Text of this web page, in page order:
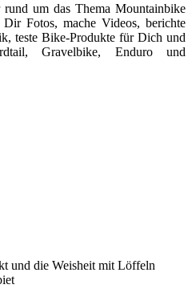
um das Thema Mountainbike
Fotos, mache Videos, berichte
teste Bike-Produkte für Dich und
Gravelbike, Enduro und